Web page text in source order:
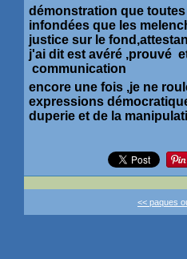
démonstration que
infondées que les
justice sur le
j'ai dit est avéré ,prouvé
communication
encore une fois ,je ne
expressions
duperie et de la
<< paques